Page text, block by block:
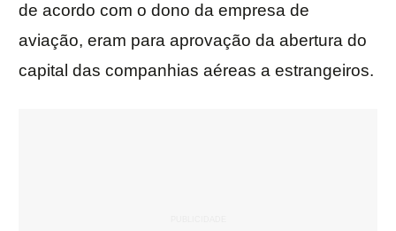
de acordo com o dono da empresa de
aviação, eram para aprovação da abertura do
capital das companhias aéreas a estrangeiros.